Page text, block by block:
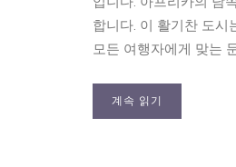
합니다. 이 활기찬 도시
모든 여행자에게 맞는
계속 읽기